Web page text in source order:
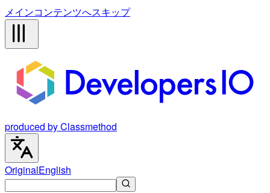
メインコンテンツへスキップ
produced by Classmethod
OriginalEnglish